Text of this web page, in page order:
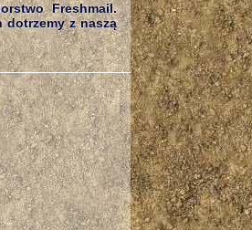
Freshmail.
z naszą